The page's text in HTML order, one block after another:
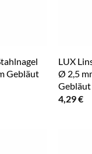
Gebläut
LUX
Ø 2,5
Gebläut
4,29€